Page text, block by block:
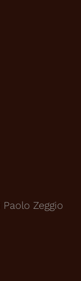
Zeggio